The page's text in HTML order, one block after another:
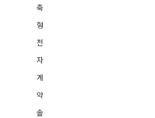
축
형
전
자
계
약
솔
Application DB와
Key를 별도 관리
DB 장애가 발생 할
가능
아카이빙 스토리지
는 파일 정보 탐색기